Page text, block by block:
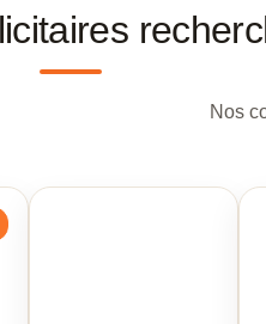
Nos